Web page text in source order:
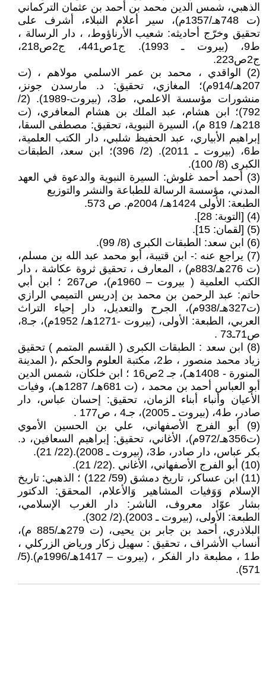
الذهبي، شمس الدين محمد بن أحمد بن عثمان التركماني
(ت 748هـ/1357م)، سير أعلام النبلاء، أشرف على
تحقيق وخرّج أحاديثه: شعيب الأرناؤوط، ، دار الرسالة ،
ط9، (بيروت ـ 1993). ج1ص441، ج2ص218،
ج2ص223.
(2) الواقدي ، محمد بن عمر الاسلمي مولاهم ، (ت
207هـ/914م)؛ المغازي، تحقيق: د. مارسدن جونز،
منشورات مؤسسة الاعلمي، ط3، (بيروت-1989). (2/
792)؛ ابن هشام، عبد الملك بن هشام المعافري، (ت
218هـ/ 819 م)، السيرة النبوية، تحقيق: مصطفى السقا،
إبراهيم الأبياري، عبد الحفيظ شلبي، دار الكتب العلمية،
ط6، (بيروت ـ 2011). (2/ 396)؛ ابن سعد، الطبقات
الكبرى (8/ 100).
(3) أحمد أحمد غلوش: السيرة النبوية والدعوة في العهد
المدني، مؤسسة الرسالة للطباعة والنشر والتوزيع
الطبعة: الأولى 1424هـ/ 2004م. ص 573.
(4) [التوبة: 28].
(5) [لقمان: 15].
(6) ابن سعد: الطبقات الكبرى (8/ 99).
(7) يراجع عنه :- ابن قتيبة، أبو محمد عبد الله بن مسلم،
(ت 276هـ/883م) ، المعارف ، تحقيق ثروة عكاشة ، دار
الكتب العلمية ( بيروت – 1960م)، ص267 ؛ ابن أبي
حاتم: عبد الرحمن بن محمد بن إدريس التميمي الرازي
(ت327هـ/938م)، الجرح والتعديل، دار إحياء التراث
العربي، الطبعة: الأولى، (بيروت -1271هـ/ 1952م)، جـ8،
ص71ـ73 .
(8) ابن سعد : الطبقات الكبرى ( القسم المتمم ) تحقيق
زياد محمد منصور ، ط2، مكتبة العلوم والحكم ،( المدينة
المنورة - 1408هـ)، جـ 2ص16 ؛ ابن خلكان، شمس الدين
أبو العباس أحمد بن محمد ، (ت 681هـ/ 1287هـ)، وفيات
الأعيان وأنباء أبناء الزمان، تحقيق: إحسان عباس، دار
صادر، ط4، (بيروت ـ 2005)، جـ4 ، ص177 .
(9) أبو الفرج الأصفهاني، علي بن الحسين الأموي
(ت356هـ/972م)، الأغاني، تحقيق: إبراهيم السعافين، د.
بكر عباس، دار صادر، ط3، (بيروت ـ 2008).(22/ 21).
(10) أبو الفرج الأصفهاني، الأغاني .(22/ 21).
(11) ابن عساكر، تاريخ دمشق (59/ 122) ؛ الذهبي: تاريخ
الإسلام وَوَفيات المشاهير وَالأعلام، المحقق: الدكتور
بشار عوّاد معروف، الناشر: دار الغرب الإسلامي،
الطبعة: الأولى، (بيروت ـ 2003).(2/ 302).
البلاذري، أحمد بن جابر بن يحيى، (ت 279هـ/885 م)،
أنساب الأشراف ، تحقيق : سهيل زكار ورياض الزركلي ،
ط1 ، مطبعة دار الفكر ، (بيروت – 1417هـ/1996م).(5/
571).